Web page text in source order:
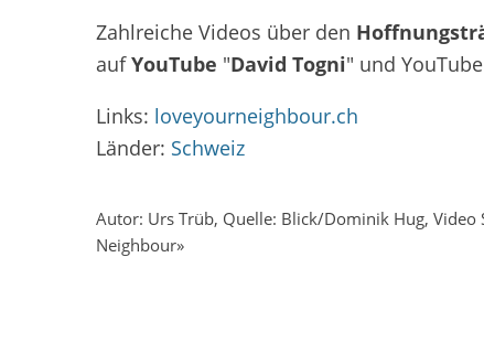
Zahlreiche Videos über den
aufYouTube "David Togni" und
Links: loveyourneighbour.ch
Länder: Schweiz
Autor: Urs Trüb Quelle: Blick/Dominik Hug Video
Neighbour»